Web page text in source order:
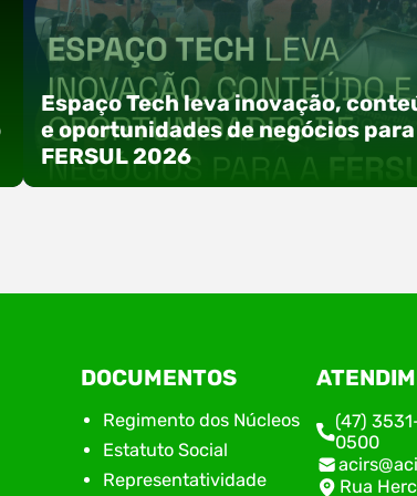
Espaço Tech leva inovação,
e oportunidades de negócios para
FERSUL 2026
A 15ª FERSUL – Feira Multissetorial do Alto
do Itajaí acontece nos dias 12, 13 e 14 de
de 2026, no Centro de Eventos Hermann
Purnhagen, e contará com uma programação
especial voltada à tecnologia, inovação e
empreendedorismo. Durante os três dias de
DOCUMENTOS
Regimento dos Núcleos
Estatuto Social
Representatividade
(47)
0500
Rua